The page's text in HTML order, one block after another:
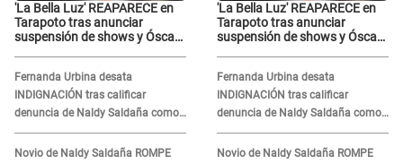
'La Bella Luz' REAPARECE en
Tarapoto tras anunciar
suspensión de shows y Óscar
Fernanda Urbina desata
INDIGNACIÓN tras calificar
denuncia de Naldy Saldaña como
'acto bochornoso': "No es justo
atacar a otra mujer"
Novio de Naldy Saldaña ROMPE
'La Bella Luz' REAPARECE en
Tarapoto tras anunciar
suspensión de shows y Óscar
Fernanda Urbina desata
INDIGNACIÓN tras calificar
denuncia de Naldy Saldaña como
'acto bochornoso': "No es justo
atacar a otra mujer"
Novio de Naldy Saldaña ROMPE